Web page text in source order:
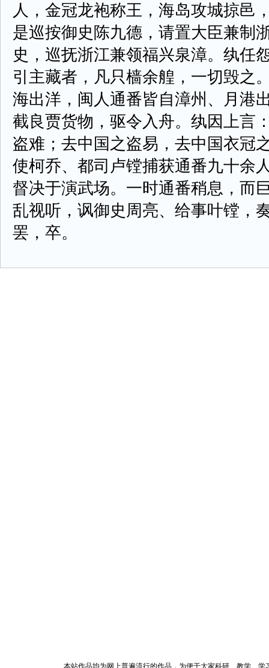
人，金冠龙袍称王，海岛攻城掠邑
是巡按御史陈九德，请置大臣兼制
史，巡抚浙江兼领福兴泉漳。纨任
引主藏者，凡只樯余艎，一切毁之
海出洋，闽人通番皆自漳州、月港
截良贾货物，驱令入舟。纨因上言
盗难；去中国之盗易，去中国衣冠
使柯乔、都司卢镗捕获通番九十余
督决于演武场。一时通番稍息，而
乱视听，讽御史周亮、给事叶镗，
罢，卒。
本站作品均为网上普遍流行的作品，为便于大家科研、教学、